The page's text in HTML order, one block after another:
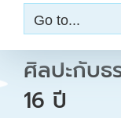
t
Go to...
ศิลปะกับธ
16 ปี